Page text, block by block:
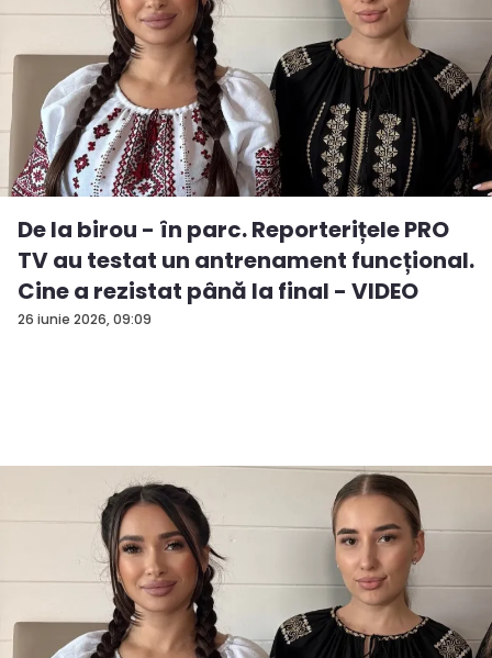
26 iunie 2026, 09:09
De la birou - în parc. Reporterițele PRO
TV au testat un antrenament funcțional.
Cine a rezistat până la final - VIDEO